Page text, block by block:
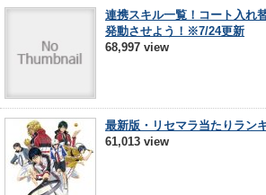
連携スキル一覧！コート入れ
発動させよう！※7/24更新
68,997 view
最新版・リセマラ当たりラ
61,013 view